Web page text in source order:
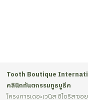
Tooth Boutique
คลินิกทันตกรรมทูธบูธีค
โครงการเดอะเวนิส ดิไอริส ซ